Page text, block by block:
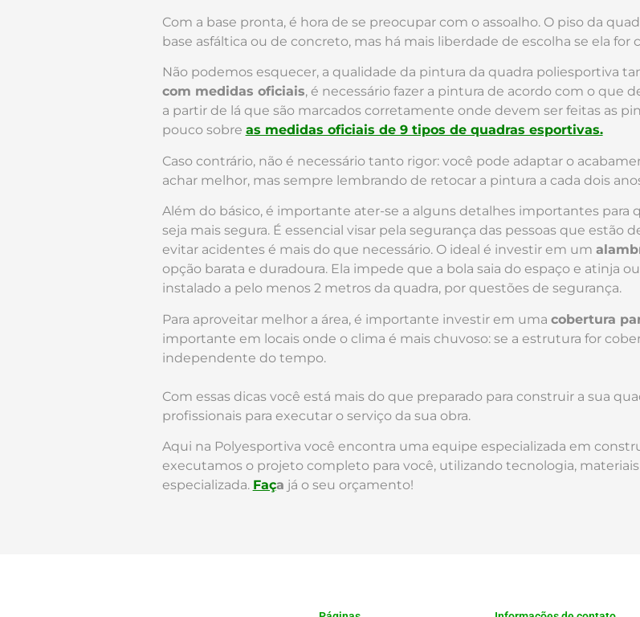
Com a base pronta, é hora de se preocupar com o assoalho. O piso da
base asfáltica ou de concreto, mas há mais liberdade de escolha se ela for
Não podemos esquecer, a qualidade da pintura da quadra poliesportiva
com medidas oficiais, é necessário fazer a pintura de acordo com o que
a partir de lá que são marcados corretamente onde devem ser feitas as
pouco sobre as medidas oficiais de 9 tipos de quadras esportivas.
Caso contrário, não é necessário tanto rigor: você pode adaptar o
achar melhor, mas sempre lembrando de retocar a pintura a cada dois
Além do básico, é importante ater-se a alguns detalhes importantes para
seja mais segura. É essencial visar pela segurança das pessoas que estão
evitar acidentes é mais do que necessário. O ideal é investir em um
opção barata e duradoura. Ela impede que a bola saia do espaço e atinja
instalado a pelo menos 2 metros da quadra, por questões de segurança.
Para aproveitar melhor a área, é importante investir em uma cobertura
importante em locais onde o clima é mais chuvoso: se a estrutura for
independente do tempo.
Com essas dicas você está mais do que preparado para construir a sua
profissionais para executar o serviço da sua obra.
Aqui na Polyesportiva você encontra uma equipe especializada em
executamos o projeto completo para você, utilizando tecnologia,
especializada. Faça já o seu orçamento!